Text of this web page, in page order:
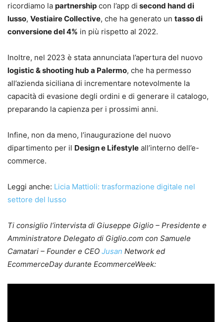
ricordiamo la partnership con l’app di second hand di
lusso, Vestiaire Collective, che ha generato un tasso di
conversione del 4% in più rispetto al 2022.
Inoltre, nel 2023 è stata annunciata l’apertura del nuovo
logistic & shooting hub a Palermo, che ha permesso
all’azienda siciliana di incrementare notevolmente la
capacità di evasione degli ordini e di generare il catalogo,
preparando la capienza per i prossimi anni.
Infine, non da meno, l’inaugurazione del nuovo
dipartimento per il Design e Lifestyle all’interno dell’e-
commerce.
Leggi anche: Licia Mattioli: trasformazione digitale nel
settore del lusso
Ti consiglio l’intervista di Giuseppe Giglio – Presidente e
Amministratore Delegato di Giglio.com con Samuele
Camatari – Founder e CEO Jusan Network ed
EcommerceDay durante EcommerceWeek: